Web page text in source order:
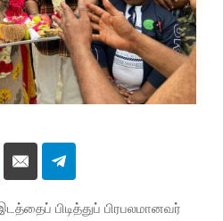
பிடித்துப் பிரபலமானவர்